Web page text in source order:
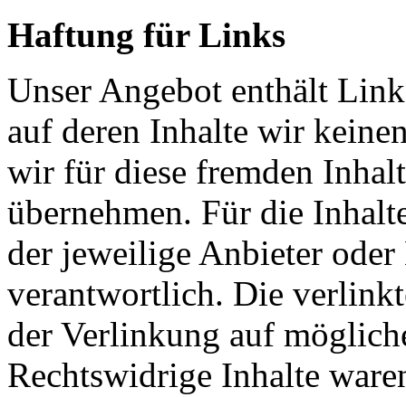
Haftung für Links
Unser Angebot enthält
auf deren Inhalte wir
wir für diese fremden
übernehmen. Für die
der jeweilige Anbieter oder
verantwortlich. Die
der Verlinkung auf
Rechtswidrige Inhalte